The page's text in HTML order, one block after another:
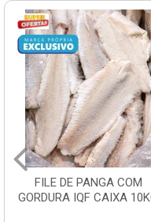
FILE DE PANGA SEMI
APARADO PACOTE 1KG